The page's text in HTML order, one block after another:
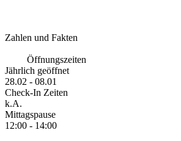
Zahlen und Fakten
Öffnungszeiten
Jährlich geöffnet
28.02 - 08.01
Check-In Zeiten
k.A.
Mittagspause
12:00 - 14:00